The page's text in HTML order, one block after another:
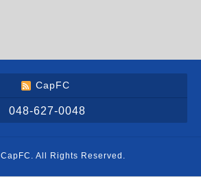
CapFC
048-627-0048
CapFC . All Rights Reserved.